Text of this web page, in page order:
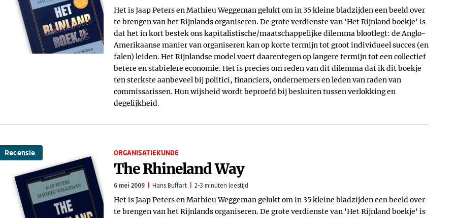
Het is Jaap Peters en Mathieu Weggeman gelukt om in 35 kleine bladzijden een beeld over
te brengen van het Rijnlands organiseren. De grote verdienste van 'Het Rijnland boekje' is
dat het in kort bestek ons kapitalistische/maatschappelijke dilemma blootlegt: de Anglo-
Amerikaanse manier van organiseren kan op korte termijn tot groot individueel succes (en
falen) leiden. Het Rijnlandse model voert daarentegen op langere termijn tot een collectief
betere en stabielere economie. Het is precies om reden van dit dilemma dat ik dit boekje
ten sterkste aanbeveel bij politici, financiers, ondernemers en leden van raden van
commissarissen. Hun wijsheid wordt beproefd bij besluiten tussen verlokking en
degelijkheid.
Recensie ORGANISATIEKUNDE
The Rhineland Way
6 mei 2009 Hans Buffart 2-3 minuten leestijd
Het is Jaap Peters en Mathieu Weggeman gelukt om in 35 kleine bladzijden een beeld over
te brengen van het Rijnlands organiseren. De grote verdienste van 'Het Rijnland boekje' is